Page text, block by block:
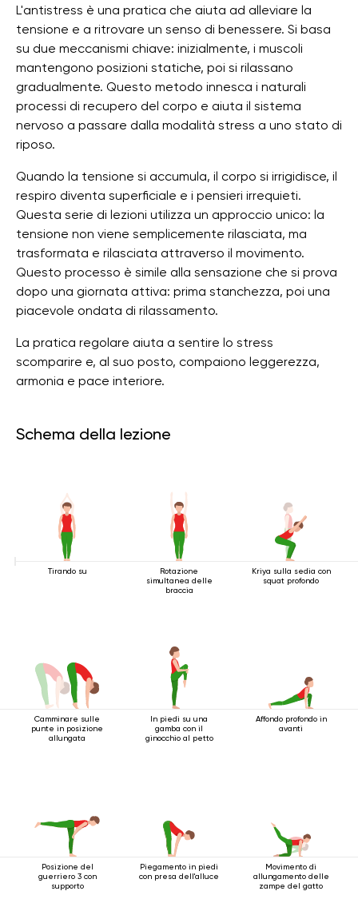
L'antistress è una pratica che aiuta ad alleviare la
tensione e a ritrovare un senso di benessere. Si basa
su due meccanismi chiave: inizialmente, i muscoli
mantengono posizioni statiche, poi si rilassano
gradualmente. Questo metodo innesca i naturali
processi di recupero del corpo e aiuta il sistema
nervoso a passare dalla modalità stress a uno stato di
riposo.
Quando la tensione si accumula, il corpo si irrigidisce, il
respiro diventa superficiale e i pensieri irrequieti.
Questa serie di lezioni utilizza un approccio unico: la
tensione non viene semplicemente rilasciata, ma
trasformata e rilasciata attraverso il movimento.
Questo processo è simile alla sensazione che si prova
dopo una giornata attiva: prima stanchezza, poi una
piacevole ondata di rilassamento.
La pratica regolare aiuta a sentire lo stress
scomparire e, al suo posto, compaiono leggerezza,
armonia e pace interiore.
Schema della lezione
Tirando su
Rotazione
simultanea delle
braccia
Kriya sulla sedia con
squat profondo
Camminare sulle
punte in posizione
allungata
In piedi su una
gamba con il
ginocchio al petto
Affondo profondo in
avanti
Posizione del
guerriero 3 con
supporto
Piegamento in piedi
con presa dell'alluce
Movimento di
allungamento delle
zampe del gatto